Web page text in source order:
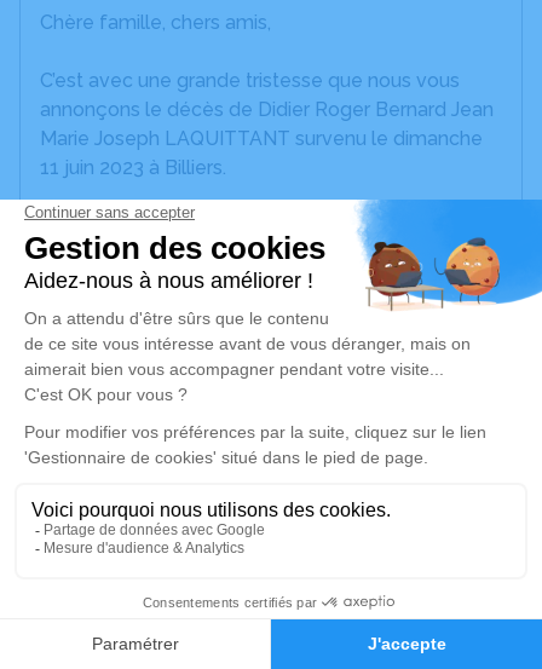
Faire-part Hommages
Chère famille, chers amis,
C’est avec une grande tristesse que nous vous
annonçons le décès de Didier Roger Bernard Jean
Marie Joseph LAQUITTANT survenu le dimanche
11 juin 2023 à Billiers.
Nous vous invitons à utiliser cet espace pour
laisser vos condoléances, partager des photos
souvenirs, une anecdote ou exprimer vos pensées
à travers des poèmes ou des textes. Cet endroit
est un lieu d'expression dédié à honorer la
mémoire de Didier Roger Bernard Jean Marie
Joseph LAQUITTANT.
Un service de plantation d’arbre hommage est
Cérémonie religieuse
jeudi 15 juin 2023 à 14h00